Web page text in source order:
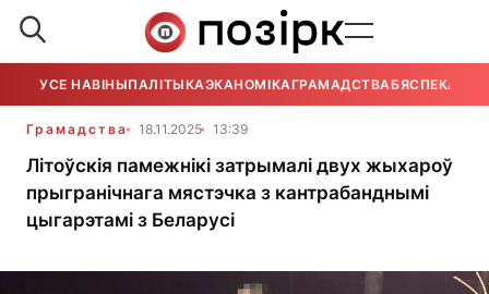
УСЕ НАВІНЫПАЛІТЫКАЭКАНОМІКАГРАМАДСТВАБЯСПЕКА
Грамадства 18.11.2025 13:39
Літоўскія памежнікі затрымалі двух жыхароў
прыгранічнага мястэчка з кантрабанднымі
цыгарэтамі з Беларусі